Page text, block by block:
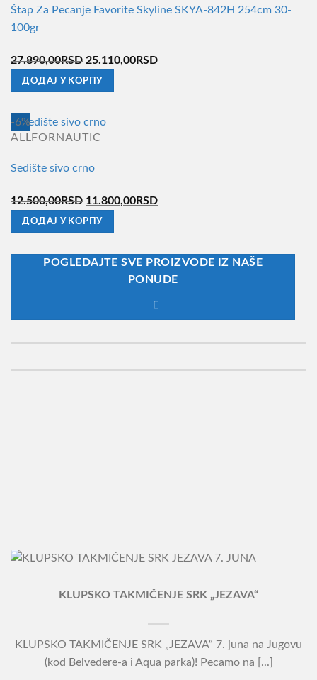
Štap Za Pecanje Favorite Skyline SKYA-842H 254cm 30-
100gr
27.890,00RSD Оригинална
цена
је
25.110,00RSDТренутна
ДОДАЈ У КОРПУ
-6%
ALLFORNAUTIC
Sedište sivo crno
12.500,00RSD Оригинална
цена
је
била:
11.800,00RSDТренутна
11.800,00RSD.
ДОДАЈ У КОРПУ
POGLEDAJTE SVE PROIZVODE IZ NAŠE
PONUDE
KLUPSKO TAKMIČENJE SRK „JEZAVA“
KLUPSKO TAKMIČENJE SRK „JEZAVA“ 7. juna na Jugovu
(kod Belvedere-a i Aqua parka)! Pecamo na [...]